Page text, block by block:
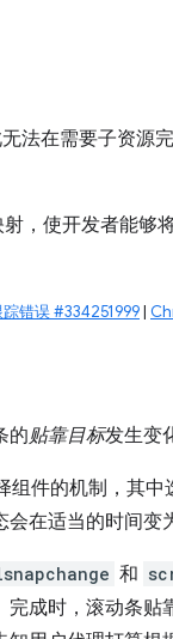
法在需要子资源
，使开发者能够
踪错误 #334251999|
的贴靠目标发生变
组件的机制，其
在适当的时间变
和
成时，滚动条贴